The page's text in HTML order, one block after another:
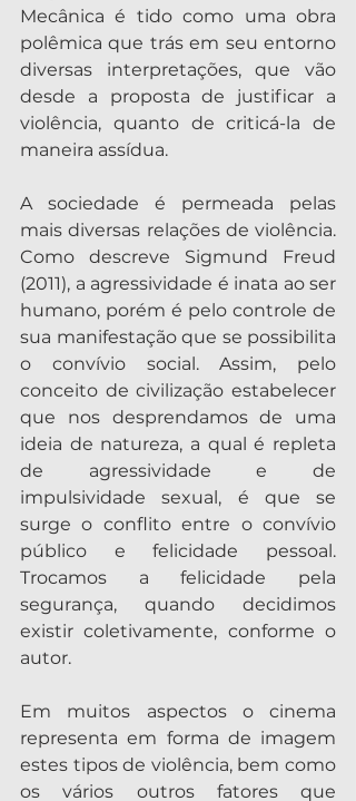
Mecânica é tido como uma obra
polêmica que trás em seu entorno
diversas interpretações, que vão
desde a proposta de justificar a
violência, quanto de criticá-la de
maneira assídua.
A sociedade é permeada pelas
mais diversas relações de violência.
Como descreve Sigmund Freud
(2011), a agressividade é inata ao ser
humano, porém é pelo controle de
sua manifestação que se possibilita
o convívio social. Assim, pelo
conceito de civilização estabelecer
que nos desprendamos de uma
ideia de natureza, a qual é repleta
de agressividade e de
impulsividade sexual, é que se
surge o conflito entre o convívio
público e felicidade pessoal.
Trocamos a felicidade pela
segurança, quando decidimos
existir coletivamente, conforme o
autor.
Em muitos aspectos o cinema
representa em forma de imagem
estes tipos de violência, bem como
os vários outros fatores que